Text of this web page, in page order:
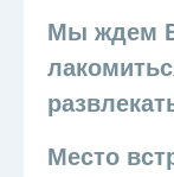
Мы ждем
Место